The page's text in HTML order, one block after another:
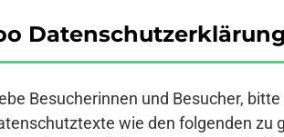
Besucherinnen und Besucher,
wie den folgenden zu